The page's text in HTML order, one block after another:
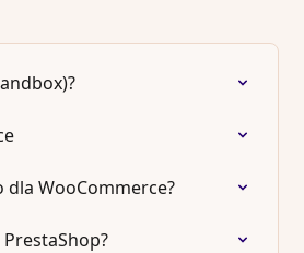
dla WooCommerce?